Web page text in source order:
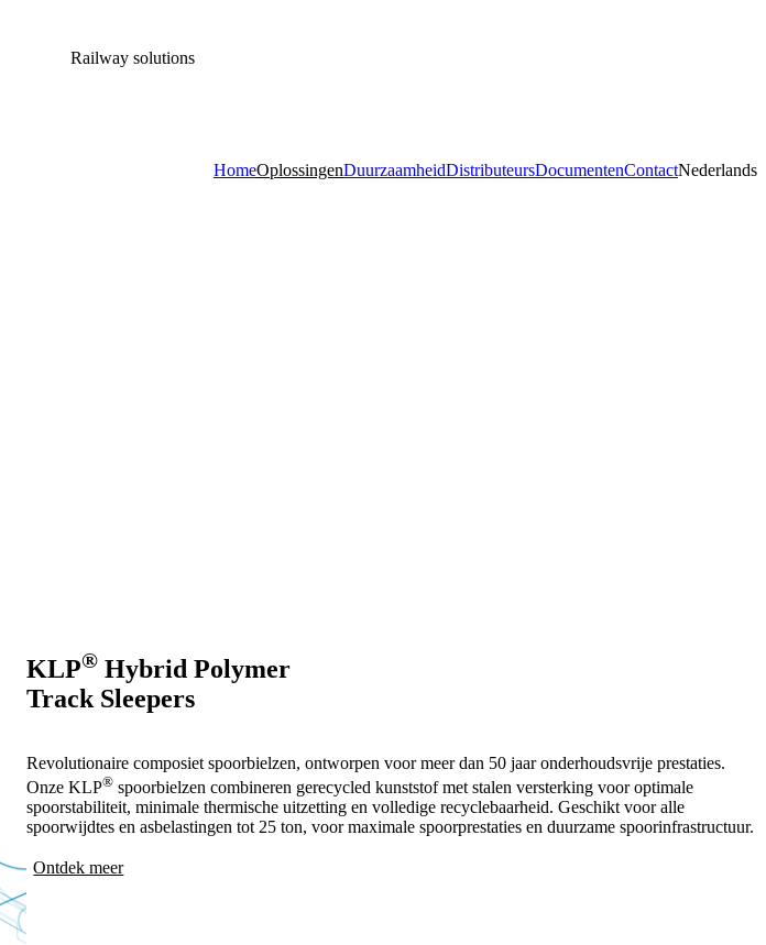
Railway solutions
HomeOplossingenDuurzaamheidDistributeursDocumentenContactNederlands
KLP® Hybrid Polymer
Track Sleepers
Revolutionaire composiet spoorbielzen, ontworpen voor meer dan 50 jaar onderhoudsvrije prestaties.
Onze KLP® spoorbielzen combineren gerecycled kunststof met stalen versterking voor optimale
spoorstabiliteit, minimale thermische uitzetting en volledige recyclebaarheid. Geschikt voor alle
spoorwijdtes en asbelastingen tot 25 ton, voor maximale spoorprestaties en duurzame spoorinfrastructuur.
Ontdek meer